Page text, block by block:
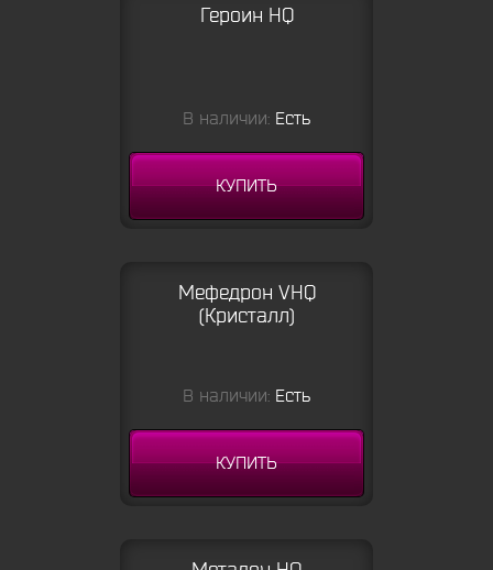
Героин HQ
В наличии: Есть
КУПИТЬ
Мефедрон VHQ
(Кристалл)
В наличии: Есть
КУПИТЬ